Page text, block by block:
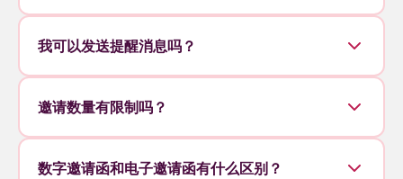
我可以发送提醒消息吗？
邀请数量有限制吗？
数字邀请函和电子邀请函有什么区别？